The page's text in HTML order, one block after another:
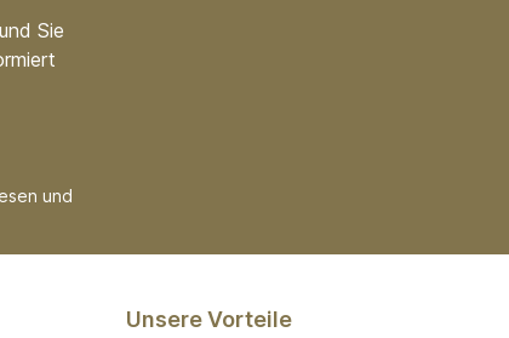
Sie
und
Unsere Vorteile